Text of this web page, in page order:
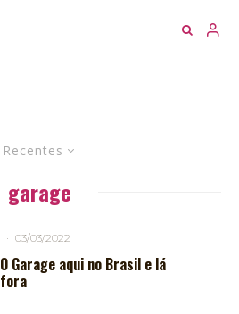
Recentes
garage
· 03/03/2022
O Garage aqui no Brasil e lá
fora